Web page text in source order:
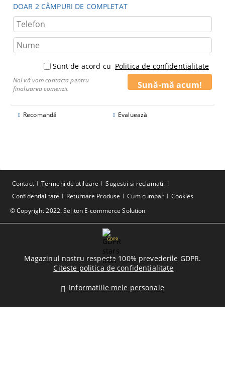
DOAR 2 CÂMPURI DE COMPLETAT
Sunt de acord cu Politica de confidentialitate
Noi vă vom contacta pentru
finalizarea comenzii.
Recomandă Evaluează
© Copyright 2022. Seliton E-commerce Solution
Contact Termeni de utilizare
Sugestii si reclamatii
Confidentialitate
Returnare Produse Cum cumpar Cookies
GDPR
Magazinul nostru respecta 100% prevederile GDPR.
Citeste politica de confidentialitate
Informatiile mele personale